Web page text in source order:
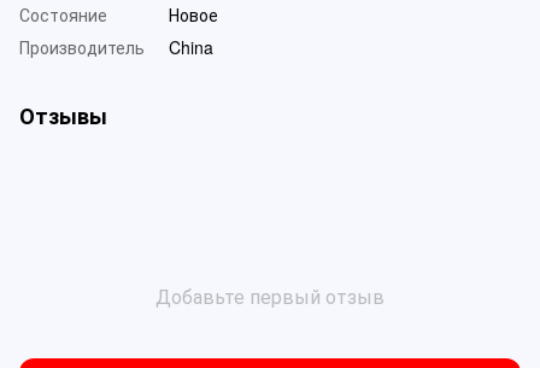
Состояние
Новое
Производитель
China
Отзывы
Добавьте первый отзыв